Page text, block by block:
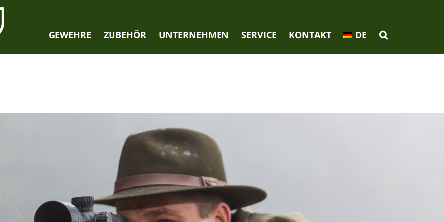
GEWEHRE ZUBEHÖR UNTERNEHMEN SERVICE KONTAKT DE